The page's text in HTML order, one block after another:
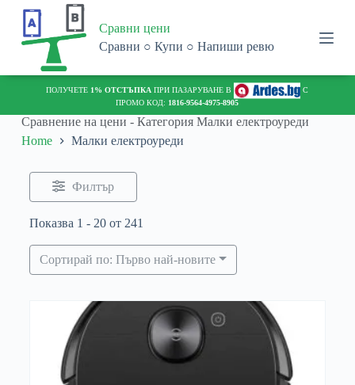
o
Сравни цени
Сравни ○ Купи ○ Напиши ревю
ПОЛУЧЕТЕ 1% ОТСТЪПКАПРИ ПАЗАРУВАНЕ В
ПРОМО КОД:1816-9564-4975-8905
Сравнение на цени - КатегорияМалки електроуреди
Home
Малки електроуреди
Филтър
Показва 1 - 20 от 241
Сортирай по: Първо най-новите